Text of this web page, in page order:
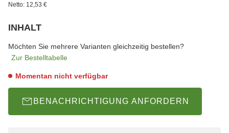
Netto: 12,53 €
INHALT
Möchten Sie mehrere Varianten gleichzeitig bestellen?
Zur Bestelltabelle
Momentan nicht verfügbar
BENACHRICHTIGUNG ANFORDERN